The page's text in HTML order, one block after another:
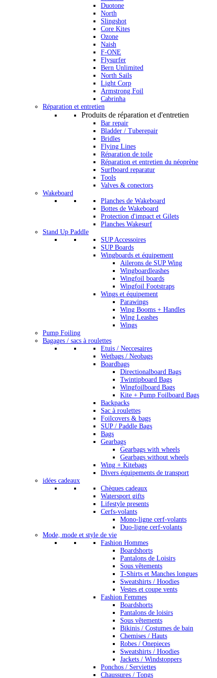
Duotone
North
Slingshot
Core Kites
Ozone
Naish
F-ONE
Flysurfer
Bern Unlimited
North Sails
Light Corp
Armstrong Foil
Cabrinha
Réparation et entretien
Produits de réparation et d'entretien
Bar repair
Bladder / Tuberepair
Bridles
Flying Lines
Réparation de toile
Réparation et entretien du néoprène
Surfboard reparatur
Tools
Valves & conectors
Wakeboard
Planches de Wakeboard
Bottes de Wakeboard
Protection d'impact et Gilets
Planches Wakesurf
Stand Up Paddle
SUP Accessoires
SUP Boards
Wingboards et équipement
Ailerons de SUP Wing
Wingboardleashes
Wingfoil boards
Wingfoil Footstraps
Wings et équipement
Parawings
Wing Booms + Handles
Wing Leashes
Wings
Pump Foiling
Bagages / sacs à roulettes
Etuis / Neccesaires
Wetbags / Neobags
Boardbags
Directionalboard Bags
Twintipboard Bags
Wingfoilboard Bags
Kite + Pump Foilboard Bags
Backpacks
Sac à roulettes
Foilcovers & bags
SUP / Paddle Bags
Bags
Gearbags
Gearbags with wheels
Gearbags without wheels
Wing + Kitebags
Divers équipements de transport
idées cadeaux
Chèques cadeaux
Watersport gifts
Lifestyle presents
Cerfs-volants
Mono-ligne cerf-volants
Duo-ligne cerf-volants
Mode, mode et style de vie
Fashion Hommes
Boardshorts
Pantalons de Loisirs
Sous vêtements
T-Shirts et Manches longues
Sweatshirts / Hoodies
Vestes et coupe vents
Fashion Femmes
Boardshorts
Pantalons de loisirs
Sous vêtements
Bikinis / Costumes de bain
Chemises / Hauts
Robes / Onepieces
Sweatshirts / Hoodies
Jackets / Windstoppers
Ponchos / Serviettes
Chaussures / Tongs